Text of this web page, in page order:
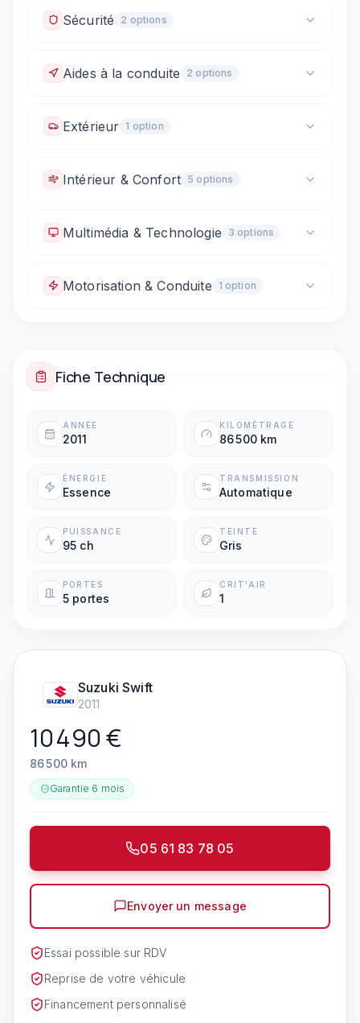
Sécurité 2 options
ABS
Aides à la conduite 2 options
Régulateur adaptatif (ACC)
Radar de stationnement arrière
Extérieur 1 option
Rétroviseurs dégivrants
Intérieur & Confort 5 options
Climatisation manuelle
Vitres électriques avant
Commandes au volant
Multimédia & Technologie 3 options
Tableau de bord numérique / virtuel
Prise 12V / allume-cigare
Motorisation & Conduite 1 option
Fiche Technique
ANNÉE
2011
KILOMÉTRAGE
86 500 km
ÉNERGIE
Essence
TRANSMISSION
Automatique
PUISSANCE
95 ch
TEINTE
Gris
PORTES
5 portes
CRIT'AIR
1
Suzuki Swift
2011
10 490€
86 500km
Garantie 6 mois
05 61 83 78 05
Envoyer un message
Essai possible sur RDV
Reprise de votre véhicule
Financement personnalisé